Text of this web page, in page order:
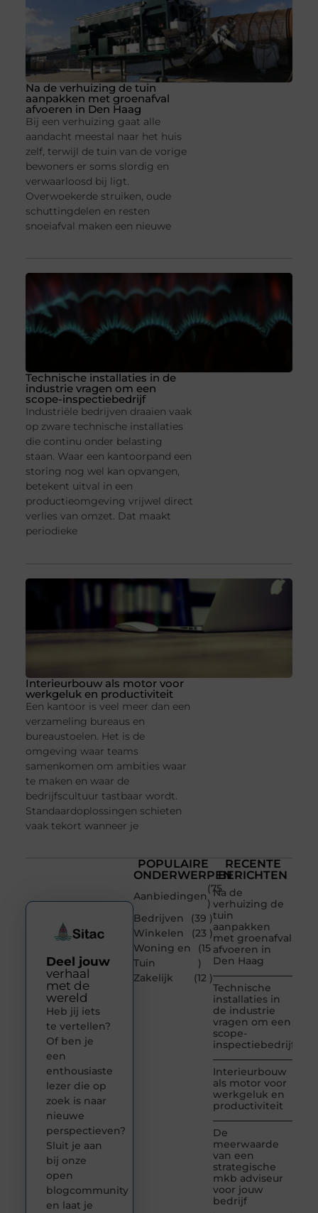
Na de verhuizing de tuin
aanpakken met groenafval
afvoeren in Den Haag
Bij een verhuizing gaat alle
aandacht meestal naar het huis
zelf, terwijl de tuin van de vorige
bewoners er soms slordig en
verwaarloosd bij ligt.
Overwoekerde struiken, oude
schuttingdelen en resten
snoeiafval maken een nieuwe
Technische installaties in de
industrie vragen om een
scope-inspectiebedrijf
Industriële bedrijven draaien vaak
op zware technische installaties
die continu onder belasting
staan. Waar een kantoorpand een
storing nog wel kan opvangen,
betekent uitval in een
productieomgeving vrijwel direct
verlies van omzet. Dat maakt
periodieke
Interieurbouw als motor voor
werkgeluk en productiviteit
Een kantoor is veel meer dan een
verzameling bureaus en
bureaustoelen. Het is de
omgeving waar teams
samenkomen om ambities waar
te maken en waar de
bedrijfscultuur tastbaar wordt.
Standaardoplossingen schieten
vaak tekort wanneer je
POPULAIRE
ONDERWERPEN
Aanbiedingen
(75
)
Bedrijven
(39 )
Winkelen
(23 )
Woning en
Tuin
(15
)
Zakelijk
(12 )
RECENTE
BERICHTEN
Na de
verhuizing de
tuin
aanpakken
met groenafval
afvoeren in
Den Haag
Technische
installaties in
de industrie
vragen om een
scope-
inspectiebedrijf
Interieurbouw
als motor voor
werkgeluk en
productiviteit
De
meerwaarde
van een
strategische
mkb adviseur
voor jouw
bedrijf
Deel jouw
verhaal
met de
wereld
Heb jij iets
te vertellen?
Of ben je
een
enthousiaste
lezer die op
zoek is naar
nieuwe
perspectieven?
Sluit je aan
bij onze
open
blogcommunity
en laat je